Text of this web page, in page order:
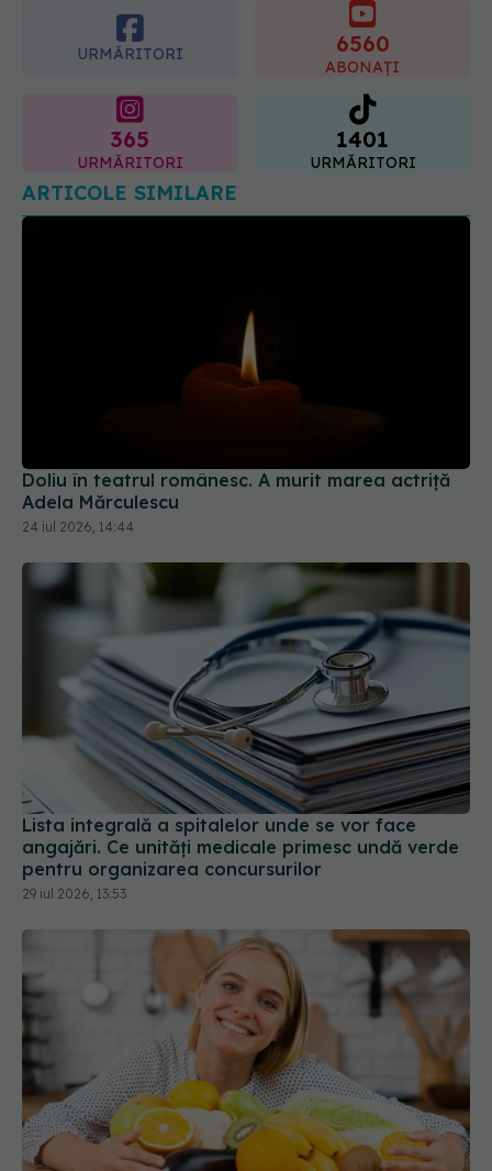
URMĂRITORI 6560
ABONAȚI
365
URMĂRITORI
1401
URMĂRITORI
ARTICOLE SIMILARE
Doliu în teatrul românesc. A murit marea actriță
Adela Mărculescu
24 iul 2026, 14:44
Lista integrală a spitalelor unde se vor face
angajări. Ce unități medicale primesc undă verde
pentru organizarea concursurilor
29 iul 2026, 13:53